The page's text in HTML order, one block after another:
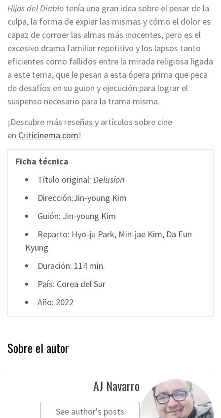
Hijos del Diablo tenía una gran idea sobre el pesar de la
culpa, la forma de expiar las mismas y cómo el dolor es
capaz de corroer las almas más inocentes, pero es el
excesivo drama familiar repetitivo y los lapsos tanto
eficientes como fallidos entre la mirada religiosa ligada
a este tema, que le pesan a esta ópera prima que peca
de desafíos en su guion y ejecución para lograr el
suspenso necesario para la trama misma.
¡Descubre más reseñas y artículos sobre cine
en Criticinema.com!
Ficha técnica
Título original: Delusion
Dirección:Jin-young Kim
Guión: Jin-young Kim
Reparto: Hyo-ju Park, Min-jae Kim, Da Eun
Kyung
Duración: 114 min.
País: Corea del Sur
Año: 2022
Sobre el autor
AJ Navarro
See author's posts